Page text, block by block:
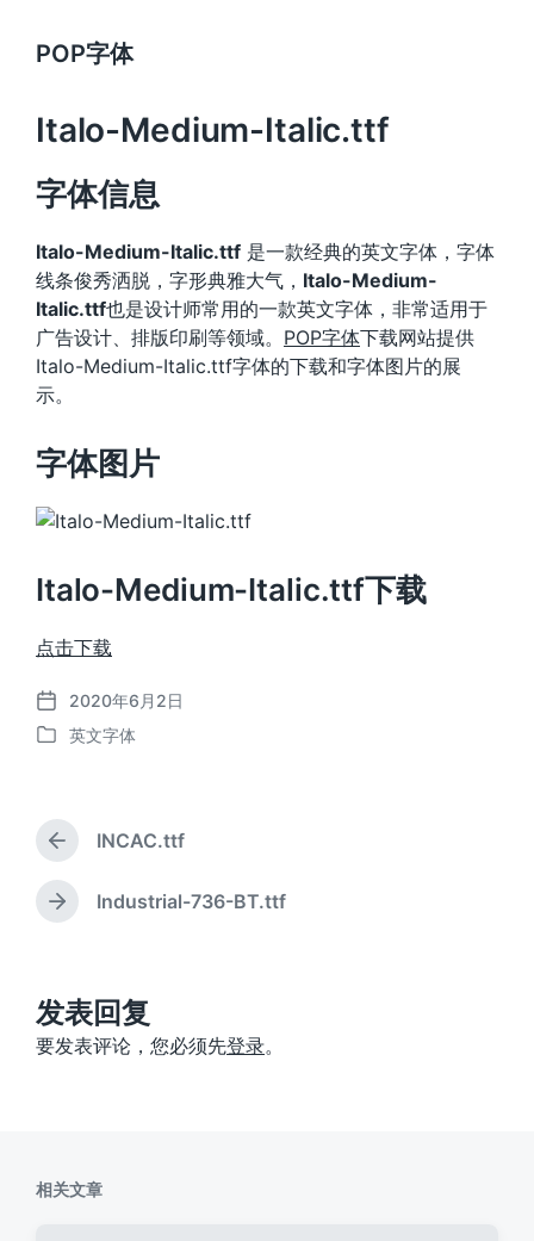
POP字体
Italo-Medium-Italic.ttf
字体信息
Italo-Medium-Italic.ttf 是一款经典的英文字体，字体
线条俊秀洒脱，字形典雅大气， Italo-Medium-
Italic.ttf也是设计师常用的一款英文字体，非常适用于
广告设计、排版印刷等领域。 POP字体下载网站提供
Italo-Medium-Italic.ttf字体的下载和字体图片的展
示。
字体图片
Italo-Medium-Italic.ttf下载
点击下载
发
布
2020年6月2日
发
英文字体
上
篇
文
章
INCAC.ttf
下
：
Industrial-736-BT.ttf
发表回复
要发表评论，您必须先登录。
相关文章